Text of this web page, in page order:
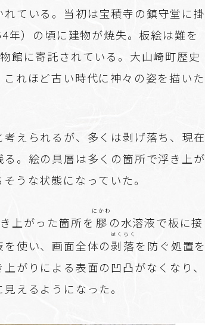
ている。当初は宝積寺の鎮守堂に掛
年）の頃に建物が焼失。板絵は難を
館に寄託されている。大山崎町歴史
れほど古い時代に神々の姿を描いた
えられるが、多くは剥げ落ち、現在
。絵の具層は多くの箇所で浮き上が
うな状態になっていた。
上がった箇所を 膠
にかわ
の水溶液で板に接
使い、画面全体の剥落
はくらく
を防ぐ処置を
がりによる表面の凹凸がなくなり、
えるようになった。